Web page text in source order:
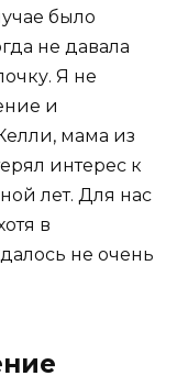
было
не давала
Я не
и
мама из
интерес к
лет. Для нас
в
не очень